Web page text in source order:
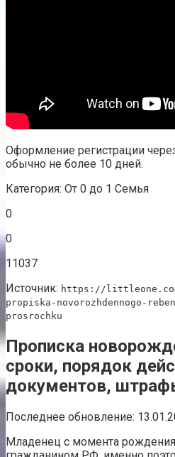
Оформление регистрации
обычно не более 10 дней.
Категория: От 0 до 1 Семья
0
0
11037
Источник: https://
propiska-novorozhdennogo-
prosrochku
Прописка
сроки, порядок
документов,
Последнее обновление:
Младенец с момента рождения